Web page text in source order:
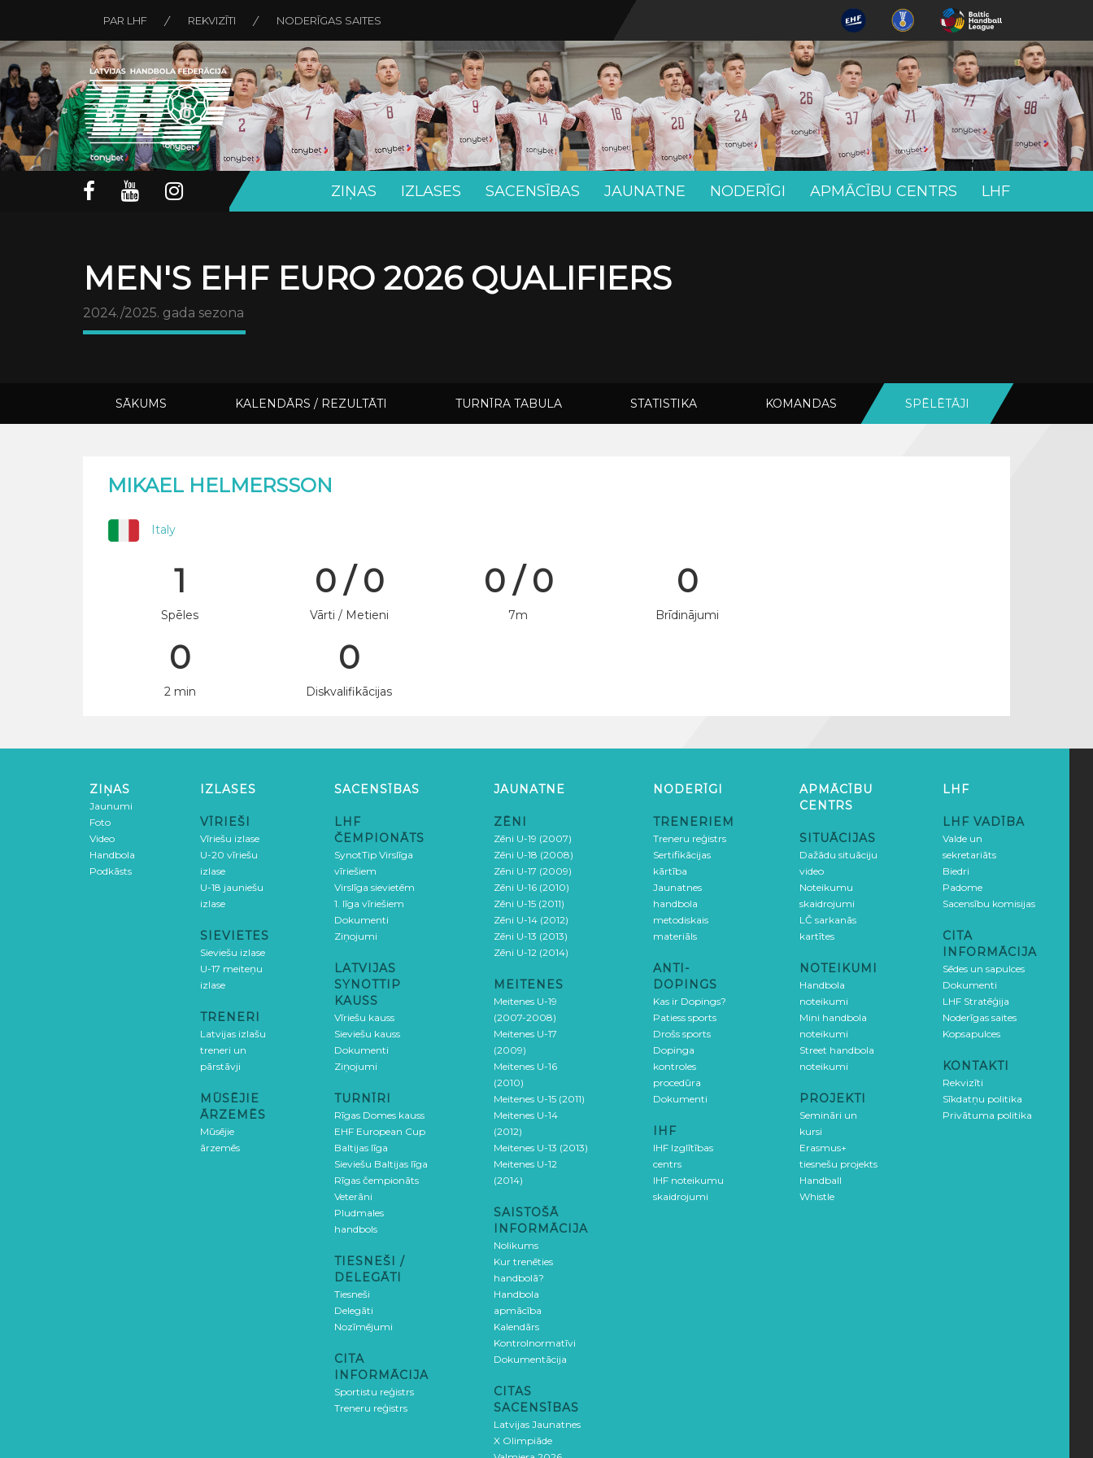
PAR LHF REKVIZĪTI NODERĪGAS SAITES
ZIŅAS IZLASES SACENSĪBAS JAUNATNE NODERĪGI APMĀCĪBU CENTRS LHF
MEN'S EHF EURO 2026 QUALIFIERS
2024./2025. gada sezona
SĀKUMS KALENDĀRS / REZULTĀTI TURNĪRA TABULA STATISTIKA KOMANDAS SPĒLĒTĀJI
MIKAEL HELMERSSON
Italy
1
Spēles
0 / 0
Vārti / Metieni
0 / 0
7m
0
Brīdinājumi
0
2 min
0
Diskvalifikācijas
ZIŅAS
Jaunumi
Foto
Video
Handbola
Podkāsts
IZLASES
VĪRIEŠI
Vīriešu izlase
U-20 vīriešu
izlase
U-18 jauniešu
izlase
SIEVIETES
Sieviešu izlase
U-17 meiteņu
izlase
TRENERI
Latvijas izlašu
treneri un
pārstāvji
MŪSĒJIE
ĀRZEMĒS
Mūsējie
ārzemēs
SACENSĪBAS
LHF
ČEMPIONĀTS
SynotTip Virslīga
vīriešiem
Virslīga sievietēm
1. līga vīriešiem
Dokumenti
Ziņojumi
LATVIJAS
SYNOTTIP
KAUSS
Vīriešu kauss
Sieviešu kauss
Dokumenti
Ziņojumi
TURNĪRI
Rīgas Domes kauss
EHF European Cup
Baltijas līga
Sieviešu Baltijas līga
Rīgas čempionāts
Veterāni
Pludmales
handbols
TIESNEŠI /
DELEGĀTI
Tiesneši
Delegāti
Nozīmējumi
CITA
INFORMĀCIJA
Sportistu reģistrs
Treneru reģistrs
JAUNATNE
ZĒNI
Zēni U-19 (2007)
Zēni U-18 (2008)
Zēni U-17 (2009)
Zēni U-16 (2010)
Zēni U-15 (2011)
Zēni U-14 (2012)
Zēni U-13 (2013)
Zēni U-12 (2014)
MEITENES
Meitenes U-19
(2007-2008)
Meitenes U-17
(2009)
Meitenes U-16
(2010)
Meitenes U-15 (2011)
Meitenes U-14
(2012)
Meitenes U-13 (2013)
Meitenes U-12
(2014)
SAISTOŠĀ
INFORMĀCIJA
Nolikums
Kur trenēties
handbolā?
Handbola
apmācība
Kalendārs
Kontrolnormatīvi
Dokumentācija
CITAS
SACENSĪBAS
Latvijas Jaunatnes
X Olimpiāde
NODERĪGI
TRENERIEM
Treneru reģistrs
Sertifikācijas
kārtība
Jaunatnes
handbola
metodiskais
materiāls
ANTI-
DOPINGS
Kas ir Dopings?
Patiess sports
Drošs sports
Dopinga
kontroles
procedūra
Dokumenti
IHF
IHF Izglītības
centrs
IHF noteikumu
skaidrojumi
APMĀCĪBU
CENTRS
SITUĀCIJAS
Dažādu situāciju
video
Noteikumu
skaidrojumi
LČ sarkanās
kartītes
NOTEIKUMI
Handbola
noteikumi
Mini handbola
noteikumi
Street handbola
noteikumi
PROJEKTI
Semināri un
kursi
Erasmus+
tiesnešu projekts
Handball
Whistle
LHF
LHF VADĪBA
Valde un
sekretariāts
Biedri
Padome
Sacensību komisijas
CITA
INFORMĀCIJA
Sēdes un sapulces
Dokumenti
LHF Stratēģija
Noderīgas saites
Kopsapulces
KONTAKTI
Rekvizīti
Sīkdatņu politika
Privātuma politika